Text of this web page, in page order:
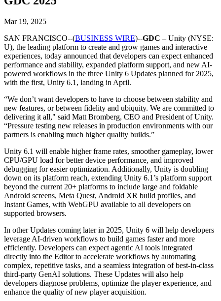
LiveOps
Développez
Acquisition de nouveaux joueurs
Faites-vous découvrir et acquérez des utilisateurs mobiles
Achats intégrés
Gérer IAP entre les magasins et D2C
Monétisation
Connectez les joueurs avec les bons jeux
Faites de la publicité avec Unity
Monétisez avec Unity
Jeux mobiles
Créez et développez des succès mobiles avec Unity
Jeux indépendants
Lancez de grands jeux avec de petites équipes
Lancez des jeux XR sur plusieurs plateformes
Jeux multijoueur
Simplifiez le développement de jeux multijoueurs
Distribution
Automobile
Stimulez l'innovation et les expériences en voiture
Voir toutes les industries
Histoires de succès dans le monde réel
Guides des meilleures pratiques
Conseils et astuces d'experts
Démos
Démos, échantillons et éléments de base
Toutes les ressources
Nouveautés
Blog
Actualités
Actualités, histoires et centre de presse
Célébration des créateurs Unity dans le monde entier
Guides pratiques
Formation
Pour les étudiants
Démarrez votre carrière
Pour les enseignants
Boostez votre enseignement
Licence d'enseignement subventionnée
Apportez la puissance de Unity à votre institution
Certifications
Prouvez votre maîtrise de Unity
Mar 19, 2025
SAN FRANCISCO--(BUSINESS WIRE)--GDC –Unity (NYSE:
U), the leading platform to create and grow games and interactive
experiences, today announced that developers can expect enhanced
performance and stability, expanded platform support, and new AI-
powered workflows in the three Unity 6 Updates planned for 2025,
with the first, Unity 6.1, landing in April.
“We don’t want developers to have to choose between stability and
new features, or between fidelity and ubiquity. We are committed to
delivering it all," said Matt Bromberg, CEO and President of Unity.
“Pressure testing new releases in production environments with our
partners is enabling much higher quality builds.”
Unity 6.1 will enable higher frame rates, smoother gameplay, lower
CPU/GPU load for better device performance, and improved
debugging for easier optimization. Additionally, Unity is doubling
down on its platform reach, extending Unity 6.1’s platform support
beyond the current 20+ platforms to include large and foldable
Android screens, Meta Quest, Android XR build profiles, and
Instant Games, with WebGPU available to all developers on
supported browsers.
In other Updates coming later in 2025, Unity 6 will help developers
leverage AI-driven workflows to build games faster and more
efficiently. Developers can expect agentic AI tools integrated
directly into the Editor to accelerate workflows by automating
complex, repetitive tasks, and a seamless integration of best-in-class
third-party GenAI solutions. These Updates will also help
developers diagnose problems, optimize the player experience, and
enhance the quality of new player acquisition.